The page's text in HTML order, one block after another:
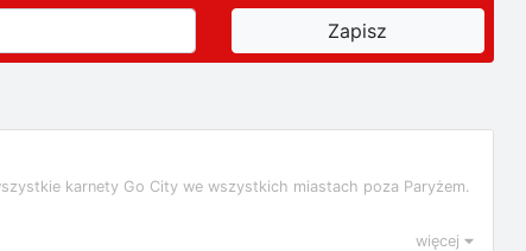
karnety Go City we wszystkich miastach poza Paryżem.
więcej